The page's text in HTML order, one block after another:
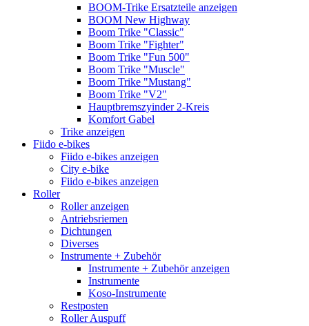
BOOM-Trike Ersatzteile anzeigen
BOOM New Highway
Boom Trike "Classic"
Boom Trike "Fighter"
Boom Trike "Fun 500"
Boom Trike "Muscle"
Boom Trike "Mustang"
Boom Trike "V2"
Hauptbremszyinder 2-Kreis
Komfort Gabel
Trike anzeigen
Fiido e-bikes
Fiido e-bikes anzeigen
City e-bike
Fiido e-bikes anzeigen
Roller
Roller anzeigen
Antriebsriemen
Dichtungen
Diverses
Instrumente + Zubehör
Instrumente + Zubehör anzeigen
Instrumente
Koso-Instrumente
Restposten
Roller Auspuff